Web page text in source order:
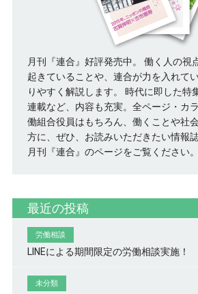
月刊『連合』好評発売中。 働く人の視
起きていることや、連合が力を入れて
りやすく解説します。 時代に即した特
連載など、内容も充実。全ページ・カ
働組合役員はもちろん、働くことや社
方に、ぜひ、お読みいただきたい情報
月刊『連合』のページをご覧ください。
最近の投稿
労働相談
LINEによる期間限定の労働相談実施！
未分類